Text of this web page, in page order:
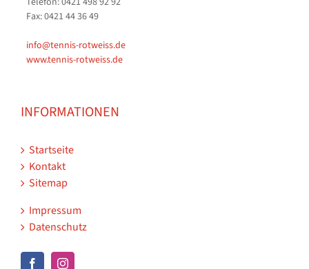
Fax: 0421 44 36 49
info@tennis-rotweiss.de
www.tennis-rotweiss.de
INFORMATIONEN
Startseite
Kontakt
Sitemap
Impressum
Datenschutz